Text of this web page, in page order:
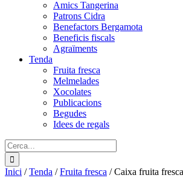
Amics Tangerina
Patrons Cidra
Benefactors Bergamota
Beneficis fiscals
Agraïments
Tenda
Fruita fresca
Melmelades
Xocolates
Publicacions
Begudes
Idees de regals
Cerca:
Inici / Tenda / Fruita fresca / Caixa fruita